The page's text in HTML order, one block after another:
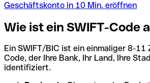
Geschäftskonto in 10 Min. eröffnen
Wie ist ein SWIFT-Code
Ein SWIFT/BIC ist ein einmaliger 8-11
Code, der Ihre Bank, Ihr Land, Ihre
identifiziert.